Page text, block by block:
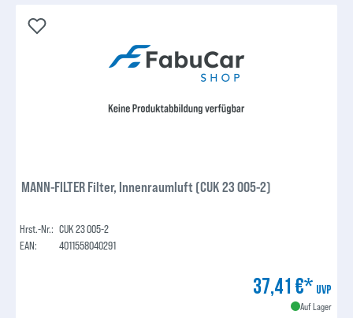
MANN-FILTER Filter, Innenraumluft (CUK 23 005-2)
Hrst.-Nr.: CUK 23 005-2
EAN:
4011558040291
37,41 €* UVP
Auf Lager